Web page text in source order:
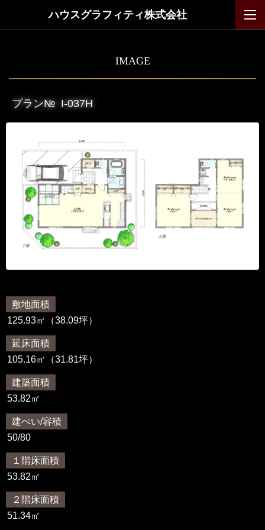
ハウスグラフィティ株式会社
IMAGE
プラン№ I-037H
敷地面積
125.93㎡（38.09坪）
延床面積
105.16㎡（31.81坪）
建築面積
53.82㎡
建ぺい/容積
50/80
１階床面積
53.82㎡
２階床面積
51.34㎡